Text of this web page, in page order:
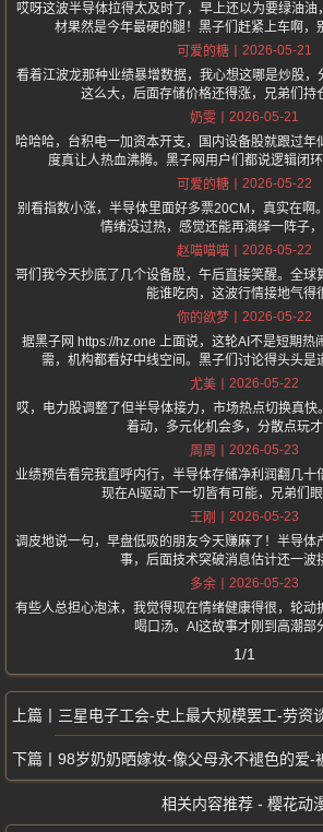
哎呀这波半导体拉得太及时了，早上还以为要绿油油
材果然是今年最硬的腿！黑子们赶紧上车啊，
可爱的糖
2026-05-21
看着江波龙那种业绩暴增数据，我心想这哪是炒股，
这么大，后面存储价格还得涨，兄弟们持
奶雯
2026-05-21
哈哈哈，台积电一加资本开支，国内设备股就跟过年
度真让人热血沸腾。黑子网用户们都说逻辑闭环
可爱的糖
2026-05-22
别看指数小涨，半导体里面好多票20CM，真实在啊
情绪没过热，感觉还能再演绎一阵子，
赵喵喵喵
2026-05-22
哥们我今天抄底了几个设备股，午后直接笑醒。全球
能谁吃肉，这波行情接地气得
你的欲梦
2026-05-22
据黑子网 https://hz.one 上面说，这轮AI不是短期热
需，机构都看好中线空间。黑子们讨论得头头是
尤美
2026-05-22
哎，电力股调整了但半导体接力，市场热点切换真快
着动，多元化机会多，分散点玩才
周周
2026-05-23
业绩预告看完我直呼内行，半导体存储净利润翻几十
现在AI驱动下一切皆有可能，兄弟们眼
王刚
2026-05-23
调皮地说一句，早盘低吸的朋友今天赚麻了！半导体
事，后面技术突破消息估计还一波
多余
2026-05-23
有些人总担心泡沫，我觉得现在情绪健康得很，轮动
喝口汤。AI这故事才刚到高潮部
1/1
三星电子工会-史上最大规模罢工-劳资谈判再度
98岁奶奶晒嫁妆-像父母永不褪色的爱-被网
相关内容推荐 - 樱花动